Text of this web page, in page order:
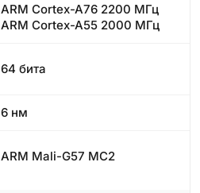
ARM Cortex-A76 2200 МГц
ARM Cortex-A55 2000 МГц
64 бита
6 нм
ARM Mali-G57 MC2